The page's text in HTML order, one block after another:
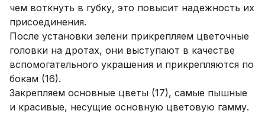
чем воткнуть в губку, это повысит надежность их
присоединения.
После установки зелени прикрепляем цветочные
головки на дротах, они выступают в качестве
вспомогательного украшения и прикрепляются по
бокам (16).
Закрепляем основные цветы (17), самые пышные
и красивые, несущие основную цветовую гамму.